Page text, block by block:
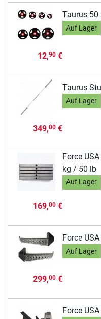
Taurus 50
Auf Lager
12,90€
Taurus
Auf Lager
349,00€
Force
kg / 50 lb
Auf Lager
169,00€
Force
Auf Lager
299,00€
Force